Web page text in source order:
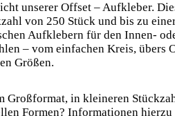
unserer Offset – Aufkleber.
von 250 Stück und bis zu
Aufklebern für den Innen-
– vom einfachen Kreis, übers
Größen.
Großformat, in kleineren
Formen? Informationen hierzu